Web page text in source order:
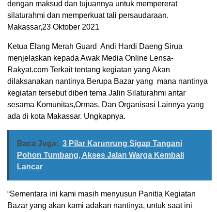
dengan maksud dan tujuannya untuk mempererat
silaturahmi dan memperkuat tali persaudaraan.
Makassar,23 Oktober 2021
Ketua Elang Merah Guard Andi Hardi Daeng Sirua
menjelaskan kepada Awak Media Online Lensa-
Rakyat.com Terkait tentang kegiatan yang Akan
dilaksanakan nantinya Berupa Bazar yang mana nantinya
kegiatan tersebut diberi tema Jalin Silaturahmi antar
sesama Komunitas,Ormas, Dan Organisasi Lainnya yang
ada di kota Makassar. Ungkapnya.
Baca Juga: 3 Pilar Karunrung Sigap Tangani
Pohon Tumbang, Akses Jalan Warga Kembali
Lancar
“Sementara ini kami masih menyusun Panitia Kegiatan
Bazar yang akan kami adakan nantinya, untuk saat ini